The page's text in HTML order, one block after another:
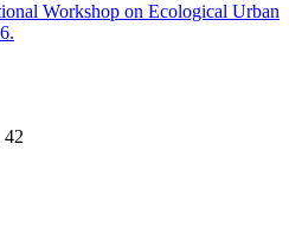
Workshop on Ecological Urban
42